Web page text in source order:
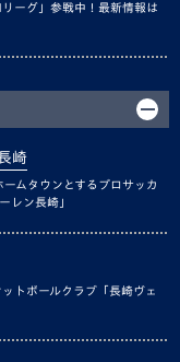
ーグ」参戦中！最新情報は
崎
ムタウンとするプロサッカ
レン長崎」
トボールクラブ「長崎ヴェ